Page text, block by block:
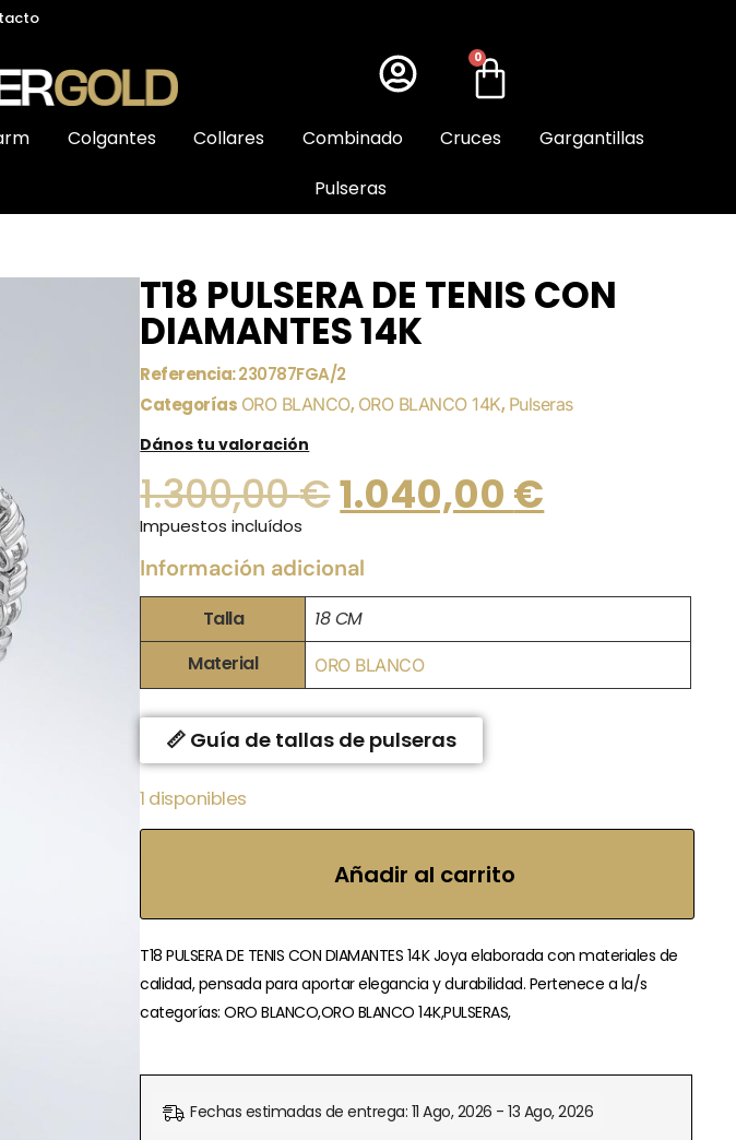
0
Colgantes Collares Combinado Cruces
Gargantillas
Pulseras
T18 PULSERA DE TENIS CON
DIAMANTES 14K
Referencia:230787FGA/2
Categorías ORO BLANCO, ORO BLANCO 14K, Pulseras
Dános tu valoración
1.300,00€1.040,00 €
Impuestos incluídos
Información adicional
Talla
18 CM
Material
ORO BLANCO
📏 Guía de tallas de pulseras
1 disponibles
Añadir al carrito
T18 PULSERA DE TENIS CON DIAMANTES 14K Joya elaborada con materiales de
calidad, pensada para aportar elegancia y durabilidad. Pertenece a la/s
categorías: ORO BLANCO,ORO BLANCO 14K,PULSERAS,
Fechas estimadas de entrega: 11 Ago, 2026 - 13 Ago, 2026